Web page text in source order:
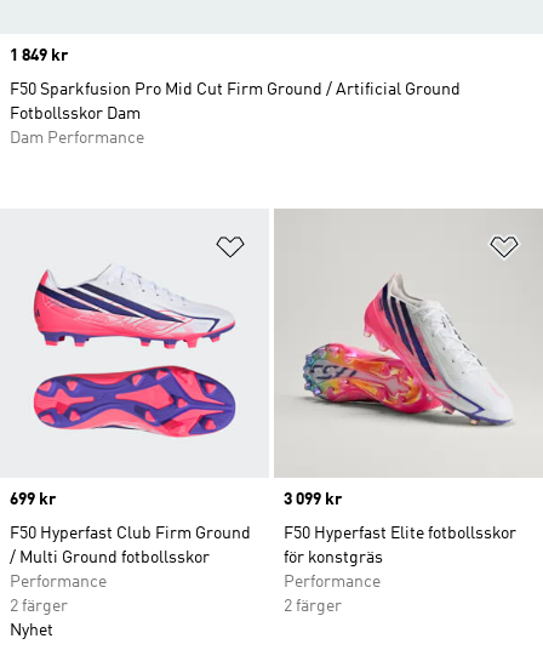
Price
699 kr
F50 Hyperfast Club Firm Ground
/ Multi Ground fotbollsskor
Performance
2 färger
Nyhet
Price
3 099 kr
F50 Hyperfast Elite fotbollsskor
för konstgräs
Performance
2 färger
Price
1 849 kr
F50 Sparkfusion Pro Mid Cut Firm Ground / Artificial Ground
Fotbollsskor Dam
Dam Performance